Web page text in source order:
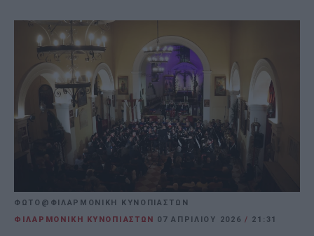
ΦΩΤΟ@ΦΙΛΑΡΜΟΝΙΚΗ ΚΥΝΟΠΙΑΣΤΩΝ
ΦΙΛΑΡΜΟΝΙΚΗ ΚΥΝΟΠΙΑΣΤΩΝ 07 ΑΠΡΙΛΊΟΥ 2026/ 21:31